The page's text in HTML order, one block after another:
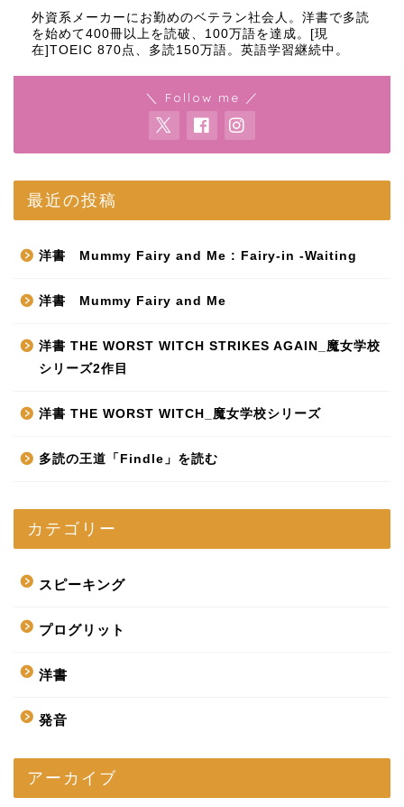
外資系メーカーにお勤めのベテラン社会人。洋書で多読
を始めて400冊以上を読破、100万語を達成。[現
在]TOEIC 870点、多読150万語。英語学習継続中。
＼ Follow me ／
最近の投稿
洋書 Mummy Fairy and Me : Fairy-in -Waiting
洋書 Mummy Fairy and Me
洋書 THE WORST WITCH STRIKES AGAIN_魔女学校
シリーズ2作目
洋書 THE WORST WITCH_魔女学校シリーズ
多読の王道「Findle」を読む
カテゴリー
スピーキング
プログリット
洋書
発音
アーカイブ